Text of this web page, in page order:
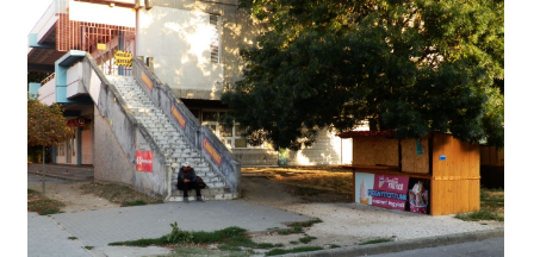
ELŐFIZETÉS